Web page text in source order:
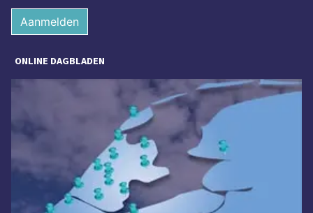
Aanmelden
ONLINE DAGBLADEN